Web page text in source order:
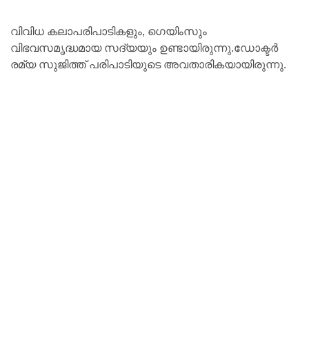
വിവിധ കലാപരിപാടികളും, ഗെയിംസും
വിഭവസമൃദ്ധമായ സദ്യയും ഉണ്ടായിരുന്നു.ഡോക്ടര്‍
രമ്യ സുജിത്ത് പരിപാടിയുടെ അവതാരികയായിരുന്നു.